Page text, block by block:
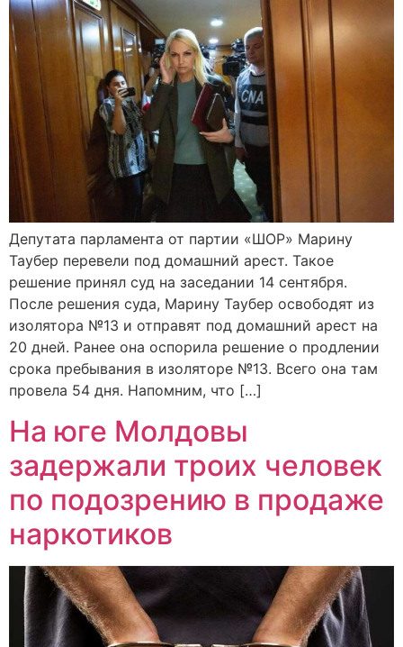
Депутата парламента от партии «ШОР» Марину
Таубер перевели под домашний арест. Такое
решение принял суд на заседании 14 сентября.
После решения суда, Марину Таубер освободят из
изолятора №13 и отправят под домашний арест на
20 дней. Ранее она оспорила решение о продлении
срока пребывания в изоляторе №13. Всего она там
провела 54 дня. Напомним, что […]
На юге Молдовы
задержали троих человек
по подозрению в продаже
наркотиков